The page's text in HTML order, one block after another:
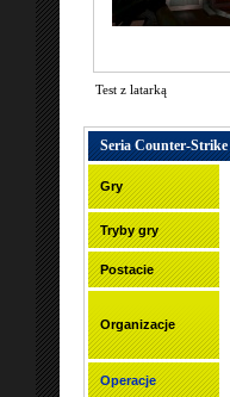
Test z latarką
Seria Counter-Strike
Gry
Tryby gry
Postacie
Organizacje
Operacje